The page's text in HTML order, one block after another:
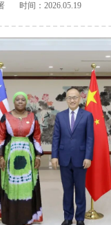
时间：2026.05.19